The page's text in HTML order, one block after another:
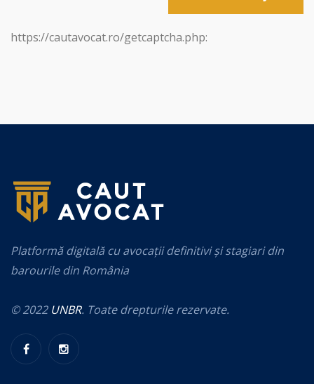
https://cautavocat.ro/getcaptcha.php:
Platformă digitală cu avocații definitivi și stagiari din
barourile din România
© 2022 UNBR. Toate drepturile rezervate.